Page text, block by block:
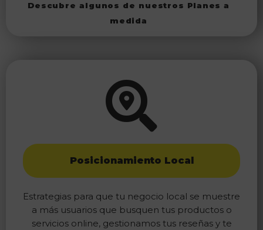
Descubre algunos de nuestros Planes a
medida
Posicionamiento Local
Estrategias para que tu negocio local se muestre
a más usuarios que busquen tus productos o
servicios online, gestionamos tus reseñas y te